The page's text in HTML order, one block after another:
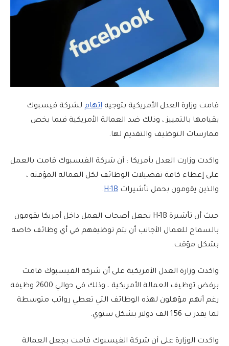
قامت وزارة العدل الأمريكية بتوجيه اتهام لشركة فيسبوك
بقيامها بالتمييز ، وذلك ضد العمالة الأمريكية فيما يخص
ممارسات التوظيف والتقديم لها.
واكدت وزارت العدل بأمريكا : أن شركة الفيسبوك قامت بالعمل
على إعطاء كافة تفضيلات الوظائف لكل العمالة المؤقتة ،
والذين يقومون بحمل تأشيرات H-1B
.
حيث أن تأشيرة H-1B تجعل أصحاب العمل داخل أمريكا يقومون
بالسماح للعمال الأجانب أن يتم توظيفهم في أي وظائف خاصة
بشكل مؤقت.
واكدت وزارة العدل الأمريكية على أن شركة الفيسبوك قامت
برفض توظيف العمالة الأمريكية ، وذلك في حوالي 2600 وظيفة
رغم أنهم مؤهلون لهذه الوظائف التي تعطي رواتب متوسطة
لما يقدر ب 156 الف دولار بشكل سنوي.
واكدت الوزارة على أن شركة الفيسبوك قامت بجعل العمالة